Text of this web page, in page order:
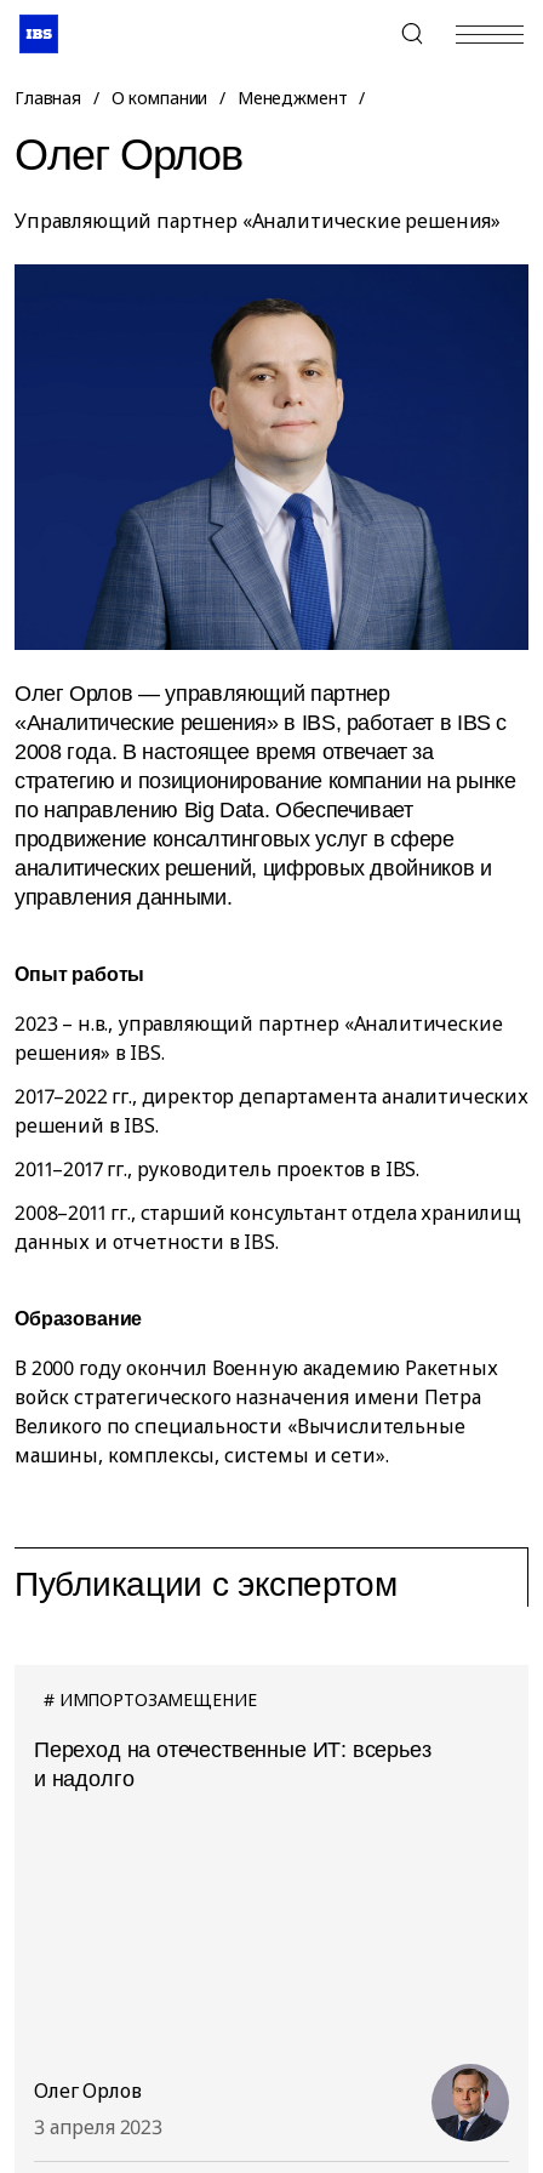
+7 (495) 967-80-80
Главная / О компании / Менеджмент /
Олег Орлов
Управляющий партнер «Аналитические решения»
Олег Орлов — управляющий партнер
«Аналитические решения» в IBS, работает в IBS с
2008 года. В настоящее время отвечает за
стратегию и позиционирование компании на рынке
по направлению Big Data. Обеспечивает
продвижение консалтинговых услуг в сфере
аналитических решений, цифровых двойников и
управления данными.
Опыт работы
2023 – н.в., управляющий партнер «Аналитические
решения» в IBS.
2017–2022 гг., директор департамента аналитических
решений в IBS.
2011–2017 гг., руководитель проектов в IBS.
2008–2011 гг., старший консультант отдела хранилищ
данных и отчетности в IBS.
Образование
В 2000 году окончил Военную академию Ракетных
войск стратегического назначения имени Петра
Великого по специальности «Вычислительные
машины, комплексы, системы и сети».
Публикации с экспертом
ИМПОРТОЗАМЕЩЕНИЕ
Переход на отечественные ИТ: всерьез
и надолго
Олег Орлов
3 апреля 2023